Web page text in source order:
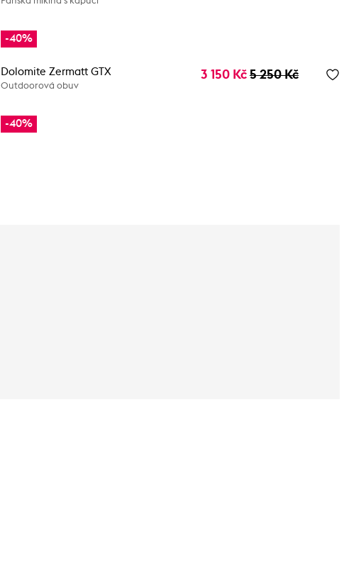
-40%
Dolomite Zermatt GTX
Outdoorová obuv
3 150 Kč 5 250 Kč
-40%